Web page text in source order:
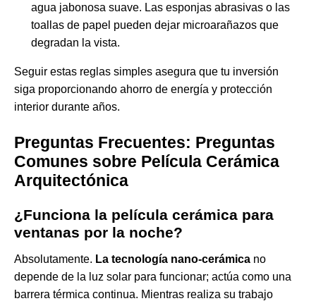
agua jabonosa suave. Las esponjas abrasivas o las
toallas de papel pueden dejar microarañazos que
degradan la vista.
Seguir estas reglas simples asegura que tu inversión
siga proporcionando ahorro de energía y protección
interior durante años.
Preguntas Frecuentes: Preguntas
Comunes sobre Película Cerámica
Arquitectónica
¿Funciona la película cerámica para
ventanas por la noche?
Absolutamente. La tecnología nano-cerámica no
depende de la luz solar para funcionar; actúa como una
barrera térmica continua. Mientras realiza su trabajo